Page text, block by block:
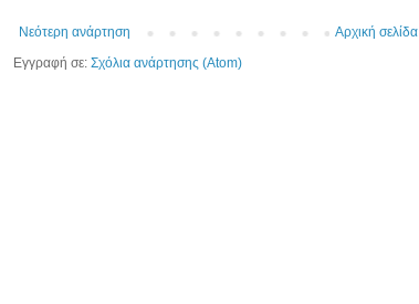
Νεότερη ανάρτηση
Αρχική σελίδα
Εγγραφή σε: Σχόλια ανάρτησης (Atom)